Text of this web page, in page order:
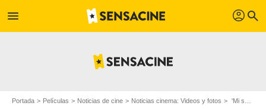
menu profil search
Portada Películas Noticias de cine Noticias cinema: Videos y fotos 'Mi semana con Marilyn': primer clip en castellano